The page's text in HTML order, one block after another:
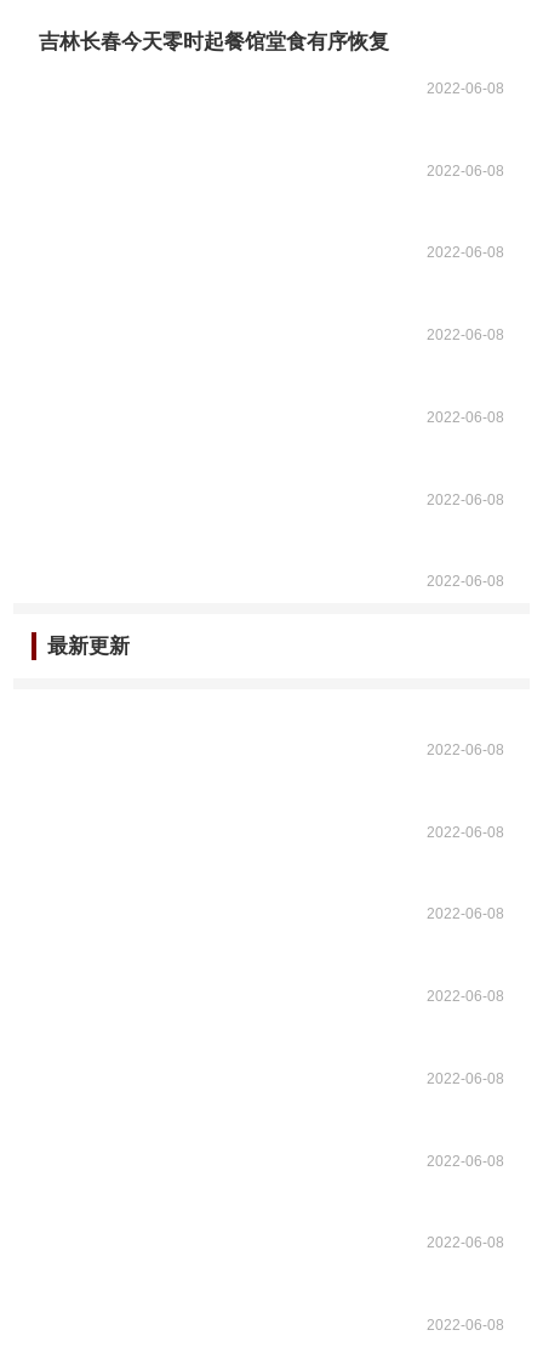
吉林长春今天零时起餐馆堂食有序恢复
2022-06-08
2022-06-08
2022-06-08
2022-06-08
2022-06-08
2022-06-08
2022-06-08
最新更新
2022-06-08
2022-06-08
2022-06-08
2022-06-08
2022-06-08
2022-06-08
2022-06-08
2022-06-08